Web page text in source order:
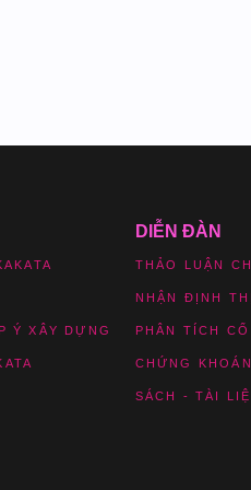
Ý XÂY DỰNG
DIỄN ĐÀN
THẢO LUẬN
NHẬN ĐỊNH
PHÂN TÍCH CỔ
CHỨNG
SÁCH - TÀI